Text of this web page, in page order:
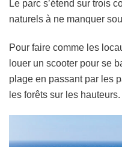
Le parc s’étend sur trois
naturels à ne manquer
Pour faire comme les
louer un scooter pour se
plage en passant par les
les forêts sur les hauteurs.